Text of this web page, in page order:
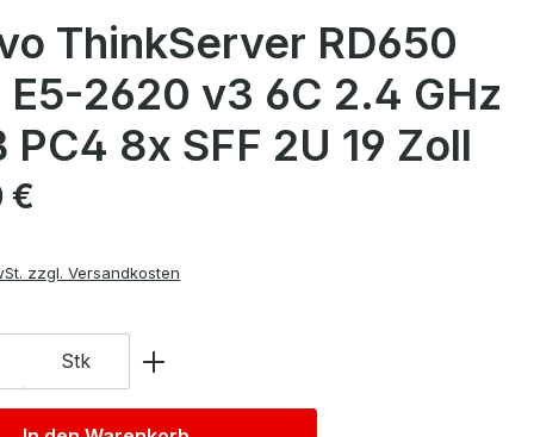
ThinkServer RD650
E5-2620 v3 6C 2.4 GHz
PC4 8x SFF 2U 19 Zoll
€
zzgl. Versandkosten
Stk